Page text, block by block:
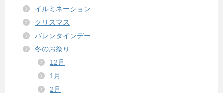
イルミネーション
クリスマス
バレンタインデー
冬のお祭り
12月
1月
2月